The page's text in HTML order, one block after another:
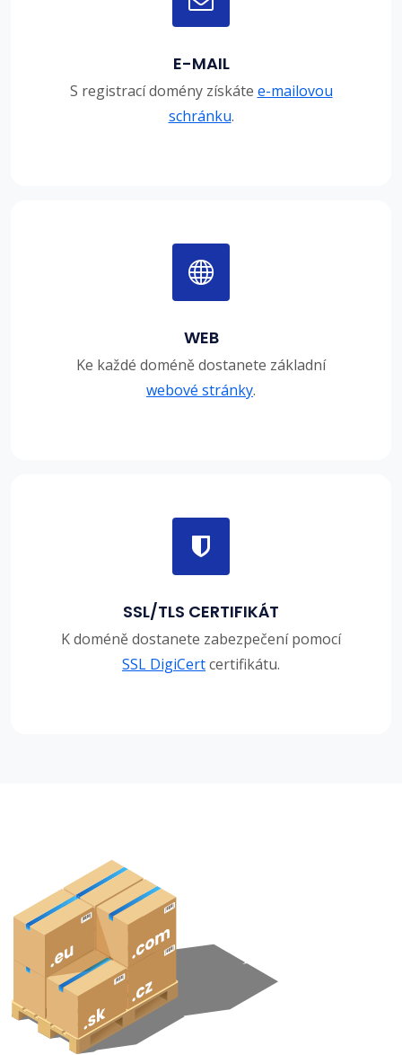
E-MAIL
S registrací domény získáte e-mailovou
schránku.
WEB
Ke každé doméně dostanete základní
webové stránky.
SSL/TLS CERTIFIKÁT
K doméně dostanete zabezpečení pomocí
SSL DigiCertcertifikátu.